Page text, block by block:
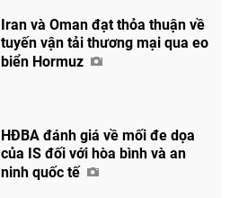
Iran và Oman đạt thỏa thuận về
tuyến vận tải thương mại qua eo
biển Hormuz
HĐBA đánh giá về mối đe dọa
của IS đối với hòa bình và an
ninh quốc tế